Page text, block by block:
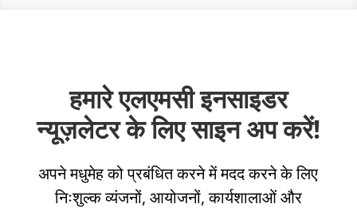
हमारे एलएमसी इनसाइडर
न्यूज़लेटर के लिए साइन अप करें!
अपने मधुमेह को प्रबंधित करने में मदद करने के लिए
निःशुल्क व्यंजनों, आयोजनों, कार्यशालाओं और